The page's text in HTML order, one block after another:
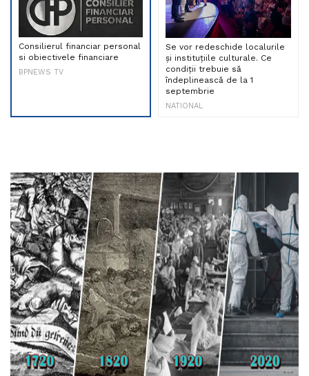
Consilierul financiar personal
si obiectivele financiare
BPNEWS TV
Se vor redeschide localurile
și instituțiile culturale. Ce
condiții trebuie să
îndeplinească de la 1
septembrie
NATIONAL